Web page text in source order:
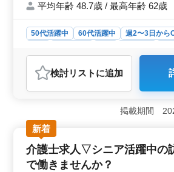
平均年齢 48.7歳 / 最高年齢 62歳
50代活躍中 60代活躍中 週2〜3日から
おすすめポイント
＜アクセス便利＞ 河辺駅から徒歩圏
ステーションでの勤務は交通の便が
です。駅近の立地にありながら静かな
できます。地域に密着した福祉サービ
で利用者とのコミュニケーションも円
す。 ＜資格保有者必見＞ 介護士の
方を歓迎しています。訪問介護に携わ
検討リスト に追加
掲載期間
新着
介護士求人▽シニア活躍中の
で働きませんか？